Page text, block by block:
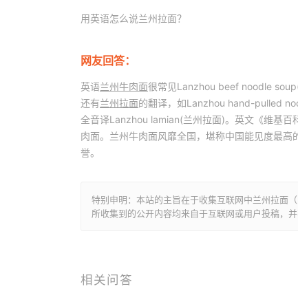
用英语怎么说兰州拉面？
网友回答：
英语兰州牛肉面很常见Lanzhou beef noodle
还有兰州拉面的翻译，如Lanzhou hand-pulled
全音译Lanzhou lamian(兰州拉面)。英文《维基
肉面。兰州牛肉面风靡全国，堪称中国能见度最
誉。
特别申明：本站的主旨在于收集互联网中兰州拉面
所收集到的公开内容均来自于互联网或用户投稿，
相关问答